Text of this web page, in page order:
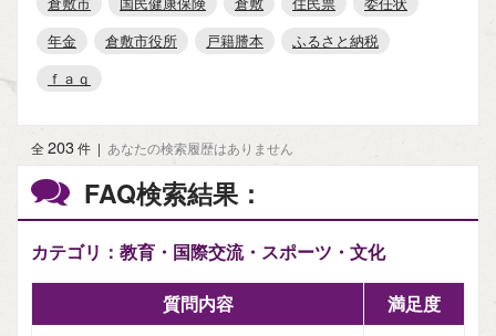
年金
倉敷市役所 戸籍謄本
ふるさと納税
ｆａｑ
FAQ検索結果：
カテゴリ：教育・国際交流・スポーツ・文化
全203件 | あなたの検索履歴はありません
質問内容 満足度